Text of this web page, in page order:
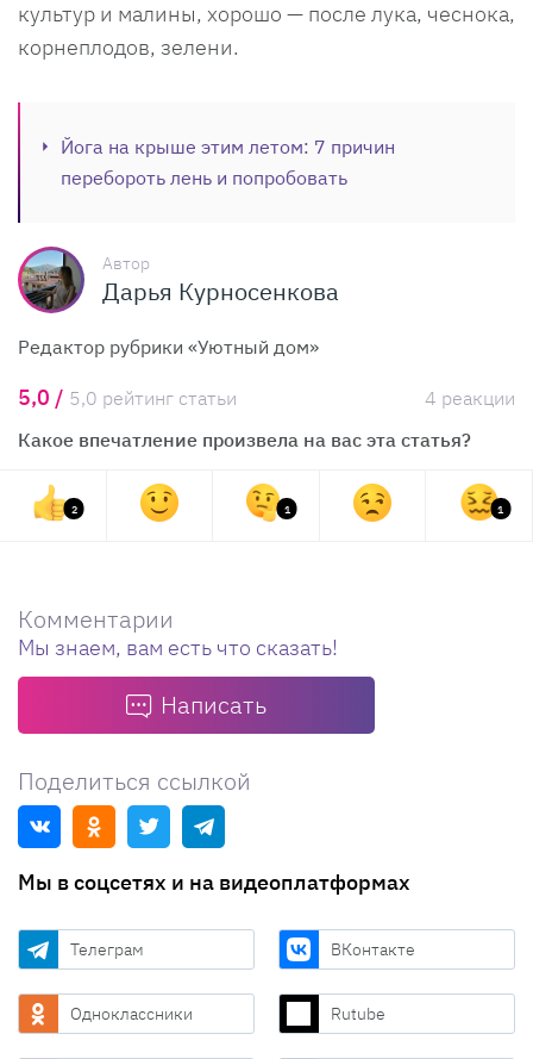
культур и малины, хорошо — после лука, чеснока,
корнеплодов, зелени.
Йога на крыше этим летом: 7 причин
перебороть лень и попробовать
Автор
Дарья Курносенкова
Редактор рубрики «Уютный дом»
5,0 / 5,0 рейтинг статьи
4 реакции
Какое впечатление произвела на вас эта статья?
2 1 1
Комментарии
Мы знаем, вам есть что сказать!
Написать
Поделиться ссылкой
Мы в соцсетях и на видеоплатформах
Телеграм ВКонтакте
Одноклассники Rutube